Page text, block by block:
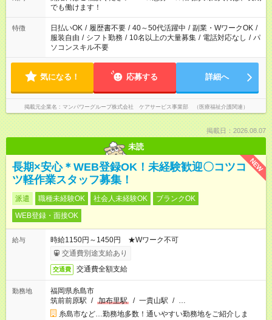
となります ※労働者派遣法（日雇い派遣の原則禁止）により、
短時間・短期間の就業はご案内が難しい場合があります
でも働けます！
特徴 日払いOK / 履歴書不要 / 40～50代活躍中 / 副業・WワークOK /
服装自由 / シフト勤務 / 10名以上の大量募集 / 電話対応なし / パ
ソコンスキル不要
気になる！ 応募する 詳細へ
掲載元企業名 マンパワーグループ株式会社 ケアサービス事業部 （医療福祉介護関連）
掲載日：2026.08.07
未読
NEW
長期×安心＊WEB登録OK！未経験歓迎〇コツコ
ツ軽作業スタッフ募集！
派遣 職種未経験OK 社会人未経験OK
ブランクOK
WEB登録・面接OK
給与
時給1150円～1450円 ★Wワーク不可
交通費別途支給あり
交通費 交通費全額支給
勤務地
福岡県糸島市
筑前前原駅 / 加布里駅 / 一貴山駅 / …
糸島市など…勤務地多数！通いやすい勤務地をご紹介しま